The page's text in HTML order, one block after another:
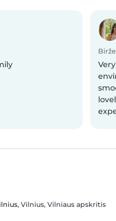
, Vilnius, Vilniaus apskritis